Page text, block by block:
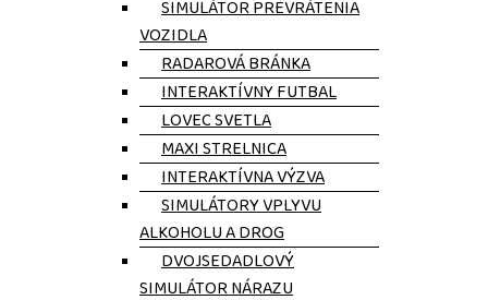
SIMULÁTOR PREVRÁTENIA
VOZIDLA
RADAROVÁ BRÁNKA
INTERAKTÍVNY FUTBAL
LOVEC SVETLA
MAXI STRELNICA
INTERAKTÍVNA VÝZVA
SIMULÁTORY VPLYVU
ALKOHOLU A DROG
DVOJSEDADLOVÝ
SIMULÁTOR NÁRAZU